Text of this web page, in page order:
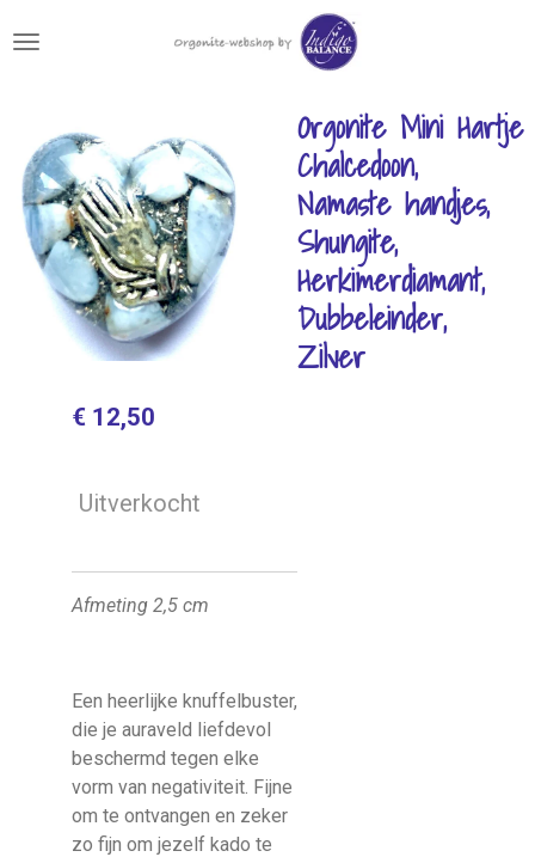
direct
hoofdinhoud
Orgonite Mini Hartje
Chalcedoon,
Namaste handjes,
Shungite,
Herkimerdiamant,
Dubbeleinder,
Zilver
€ 12,50
Uitverkocht
Afmeting 2,5 cm
Een heerlijke knuffelbuster,
die je auraveld liefdevol
beschermd tegen elke
vorm van negativiteit. Fijne
om te ontvangen en zeker
zo fijn om jezelf kado te